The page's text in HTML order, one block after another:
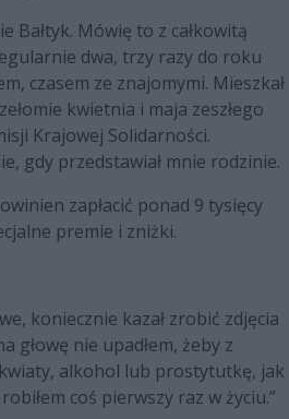
Bałtyk. Mówię to z całkowitą
dwa, trzy razy do roku
czasem ze znajomymi. Mieszkał
kwietnia i maja zeszłego
Krajowej Solidarności.
gdy przedstawiał mnie rodzinie.
zapłacić ponad 9 tysięcy
premie i zniżki.
koniecznie kazał zrobić zdjęcia
głowę nie upadłem, żeby z
alkohol lub prostytutkę, jak
coś pierwszy raz w życiu.”